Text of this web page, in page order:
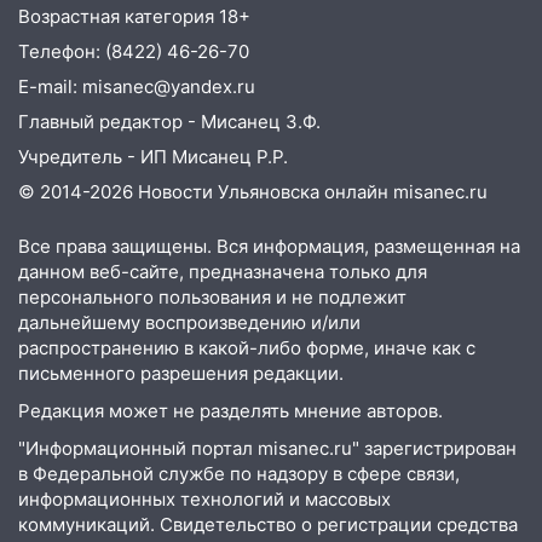
многоквартирный дом
16:30 Прогноз погоды в Ульяновской
области на 5 августа
16:20 В Сурском районе сёла оказались
не защищены от лесных пожаров
16:12 Пуля пробила окно квартиры на
16:10 Прокуратура потребовала
усилить борьбу со свалками в
Инзенском районе
16:06 Патриарх Кирилл оценил работу
Симбирской епархии
15:45 Жителям села Тагай больше не
придётся ездить в райцентр ради сдачи
анализов
Возрастная категория 18+
Телефон: (8422) 46-26-70
E-mail: misanec@yandex.ru
Главный редактор - Мисанец З.Ф.
Учредитель - ИП Мисанец Р.Р.
© 2014-2026 Новости Ульяновска онлайн misanec.ru
Все права защищены. Вся информация, размещенная на
данном веб-сайте, предназначена только для
персонального пользования и не подлежит
дальнейшему воспроизведению и/или
распространению в какой-либо форме, иначе как с
письменного разрешения редакции.
Редакция может не разделять мнение авторов.
"Информационный портал misanec.ru" зарегистрирован
в Федеральной службе по надзору в сфере связи,
информационных технологий и массовых
коммуникаций. Свидетельство о регистрации средства